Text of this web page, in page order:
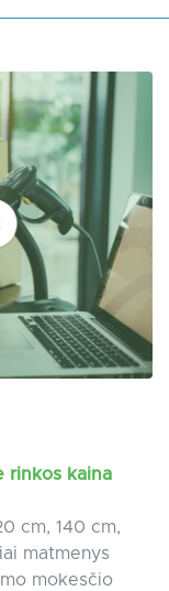
rinkos kaina
cm, 140 cm,
matmenys
mokesčio